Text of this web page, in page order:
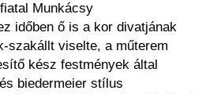
Munkácsy
időben ő is a kor divatjának
szakállt viselte, a műterem
kész festmények által
biedermeier stílus